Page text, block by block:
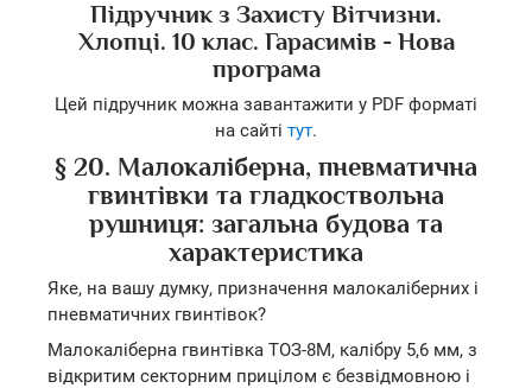
Підручник з Захисту Вітчизни.
Хлопці. 10 клас. Гарасимів - Нова
програма
Цей підручник можна завантажити у PDF форматі
на сайті тут.
§ 20. Малокаліберна, пневматична
гвинтівки та гладкоствольна
рушниця: загальна будова та
характеристика
Яке, на вашу думку, призначення малокаліберних і
пневматичних гвинтівок?
Малокаліберна гвинтівка ТОЗ-8М, калібру 5,6 мм, з
відкритим секторним прицілом є безвідмовною і